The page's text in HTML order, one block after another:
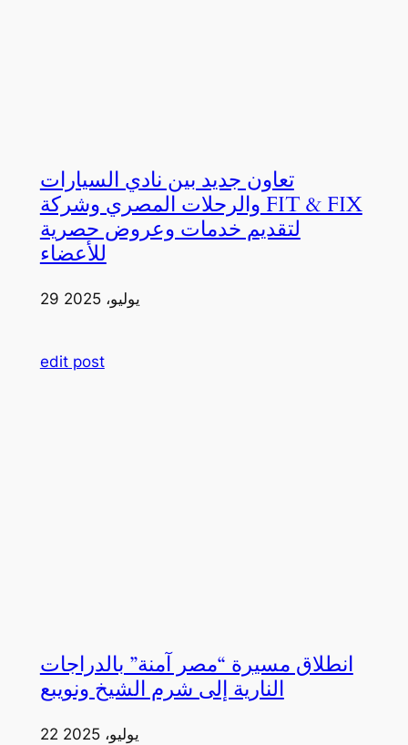
تعاون جديد بين نادي السيارات
والرحلات المصري وشركة FIT & FIX
لتقديم خدمات وعروض حصرية
للأعضاء
29 يوليو، 2025
edit post
انطلاق مسيرة “مصر آمنة” بالدراجات
النارية إلى شرم الشيخ ونويبع
22 يوليو، 2025